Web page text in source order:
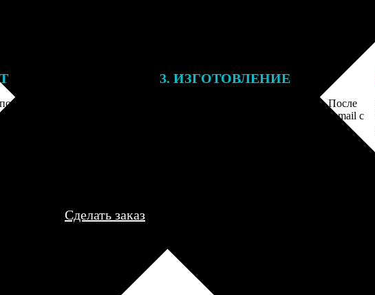
заказа к печати
могут связаться с Вами
телефону или email для
деталей.
3. ИЗГОТОВЛЕНИЕ
Оплатите заказ банковской картой. После
оплаты получите подтверждение на email с
описанием заказа. Когда отправим заказ
Сделать заказ